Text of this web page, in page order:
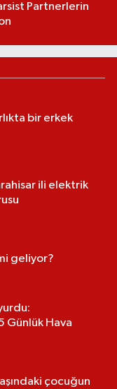
Partnerlerin
bir erkek
ili elektrik
geliyor?
Günlük Hava
çocuğun